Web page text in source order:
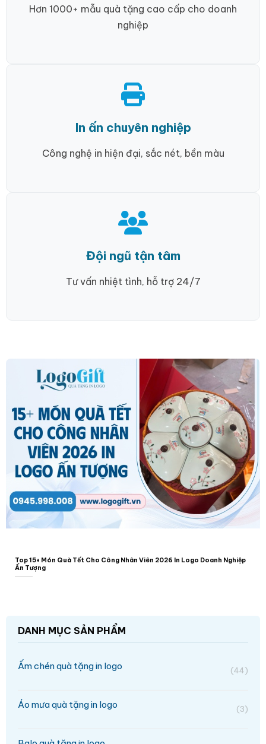
Hơn 1000+ mẫu quà tặng cao cấp cho doanh
nghiệp
In ấn chuyên nghiệp
Công nghệ in hiện đại, sắc nét, bền màu
Đội ngũ tận tâm
Tư vấn nhiệt tình, hỗ trợ 24/7
Top 15+ Món Quà Tết Cho Công Nhân Viên 2026 In Logo Doanh Nghiệp
Ấn Tượng
DANH MỤC SẢN PHẨM
Ấm chén quà tặng in logo (44)
Áo mưa quà tặng in logo (3)